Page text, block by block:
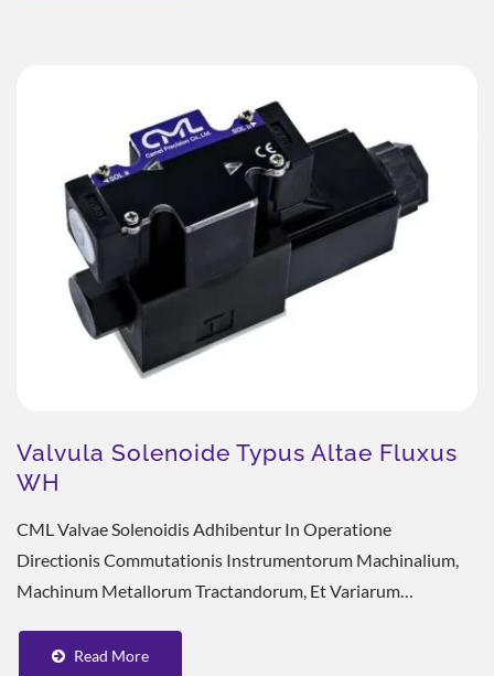
Valvula Solenoide Typus Altae Fluxus
WH
CML Valvae Solenoidis Adhibentur In Operatione
Directionis Commutationis Instrumentorum Machinalium,
Machinum Metallorum Tractandorum, Et Variarum
Read More